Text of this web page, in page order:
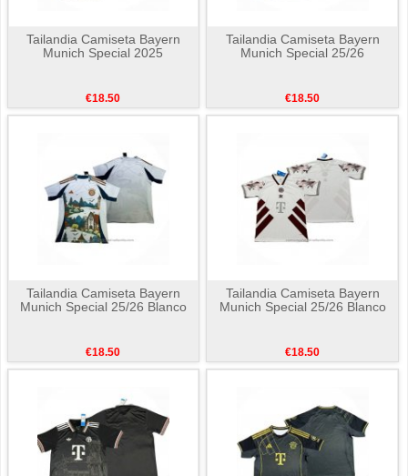
Tailandia Camiseta Bayern
Munich Special 2025
€18.50
Tailandia Camiseta Bayern
Munich Special 25/26
€18.50
Tailandia Camiseta Bayern
Munich Special 25/26 Blanco
€18.50
Tailandia Camiseta Bayern
Munich Special 25/26 Blanco
€18.50